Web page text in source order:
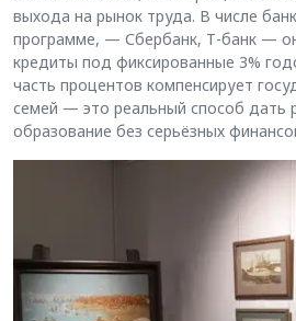
выхода на рынок труда. В числе
программе, — Сбербанк, Т-банк —
кредиты под фиксированные 3%
часть процентов компенсирует
семей — это реальный способ дать
образование без серьёзных